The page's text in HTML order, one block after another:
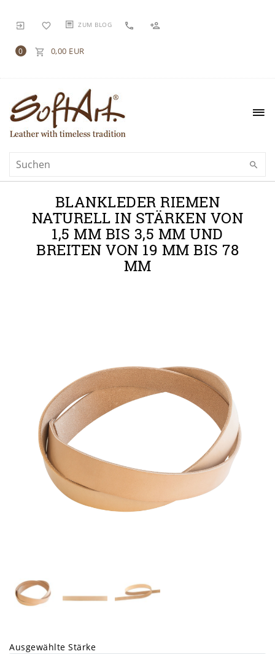
ZUM BLOG
0 0,00 EUR
BLANKLEDER RIEMEN
NATURELL IN STÄRKEN VON
1,5 MM BIS 3,5 MM UND
BREITEN VON 19 MM BIS 78
MM
Ausgewählte Stärke